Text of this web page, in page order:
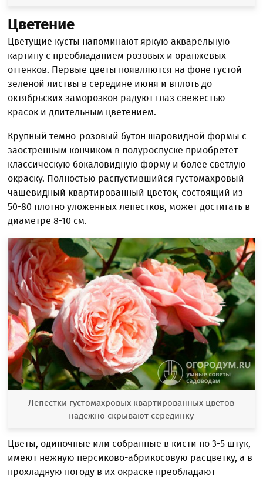
Цветение
Цветущие кусты напоминают яркую акварельную
картину с преобладанием розовых и оранжевых
оттенков. Первые цветы появляются на фоне густой
зеленой листвы в середине июня и вплоть до
октябрьских заморозков радуют глаз свежестью
красок и длительным цветением.
Крупный темно-розовый бутон шаровидной формы с
заостренным кончиком в полуроспуске приобретет
классическую бокаловидную форму и более светлую
окраску. Полностью распустившийся густомахровый
чашевидный квартированный цветок, состоящий из
50-80 плотно уложенных лепестков, может достигать в
диаметре 8-10 см.
Лепестки густомахровых квартированных цветов
надежно скрывают серединку
Цветы, одиночные или собранные в кисти по 3-5 штук,
имеют нежную персиково-абрикосовую расцветку, а в
прохладную погоду в их окраске преобладают